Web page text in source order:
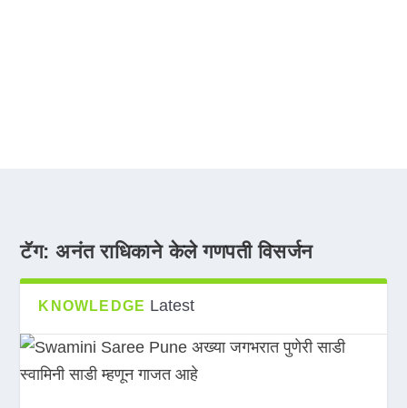
टॅग:अनंत राधिकाने केले गणपती विसर्जन
KNOWLEDGE Latest